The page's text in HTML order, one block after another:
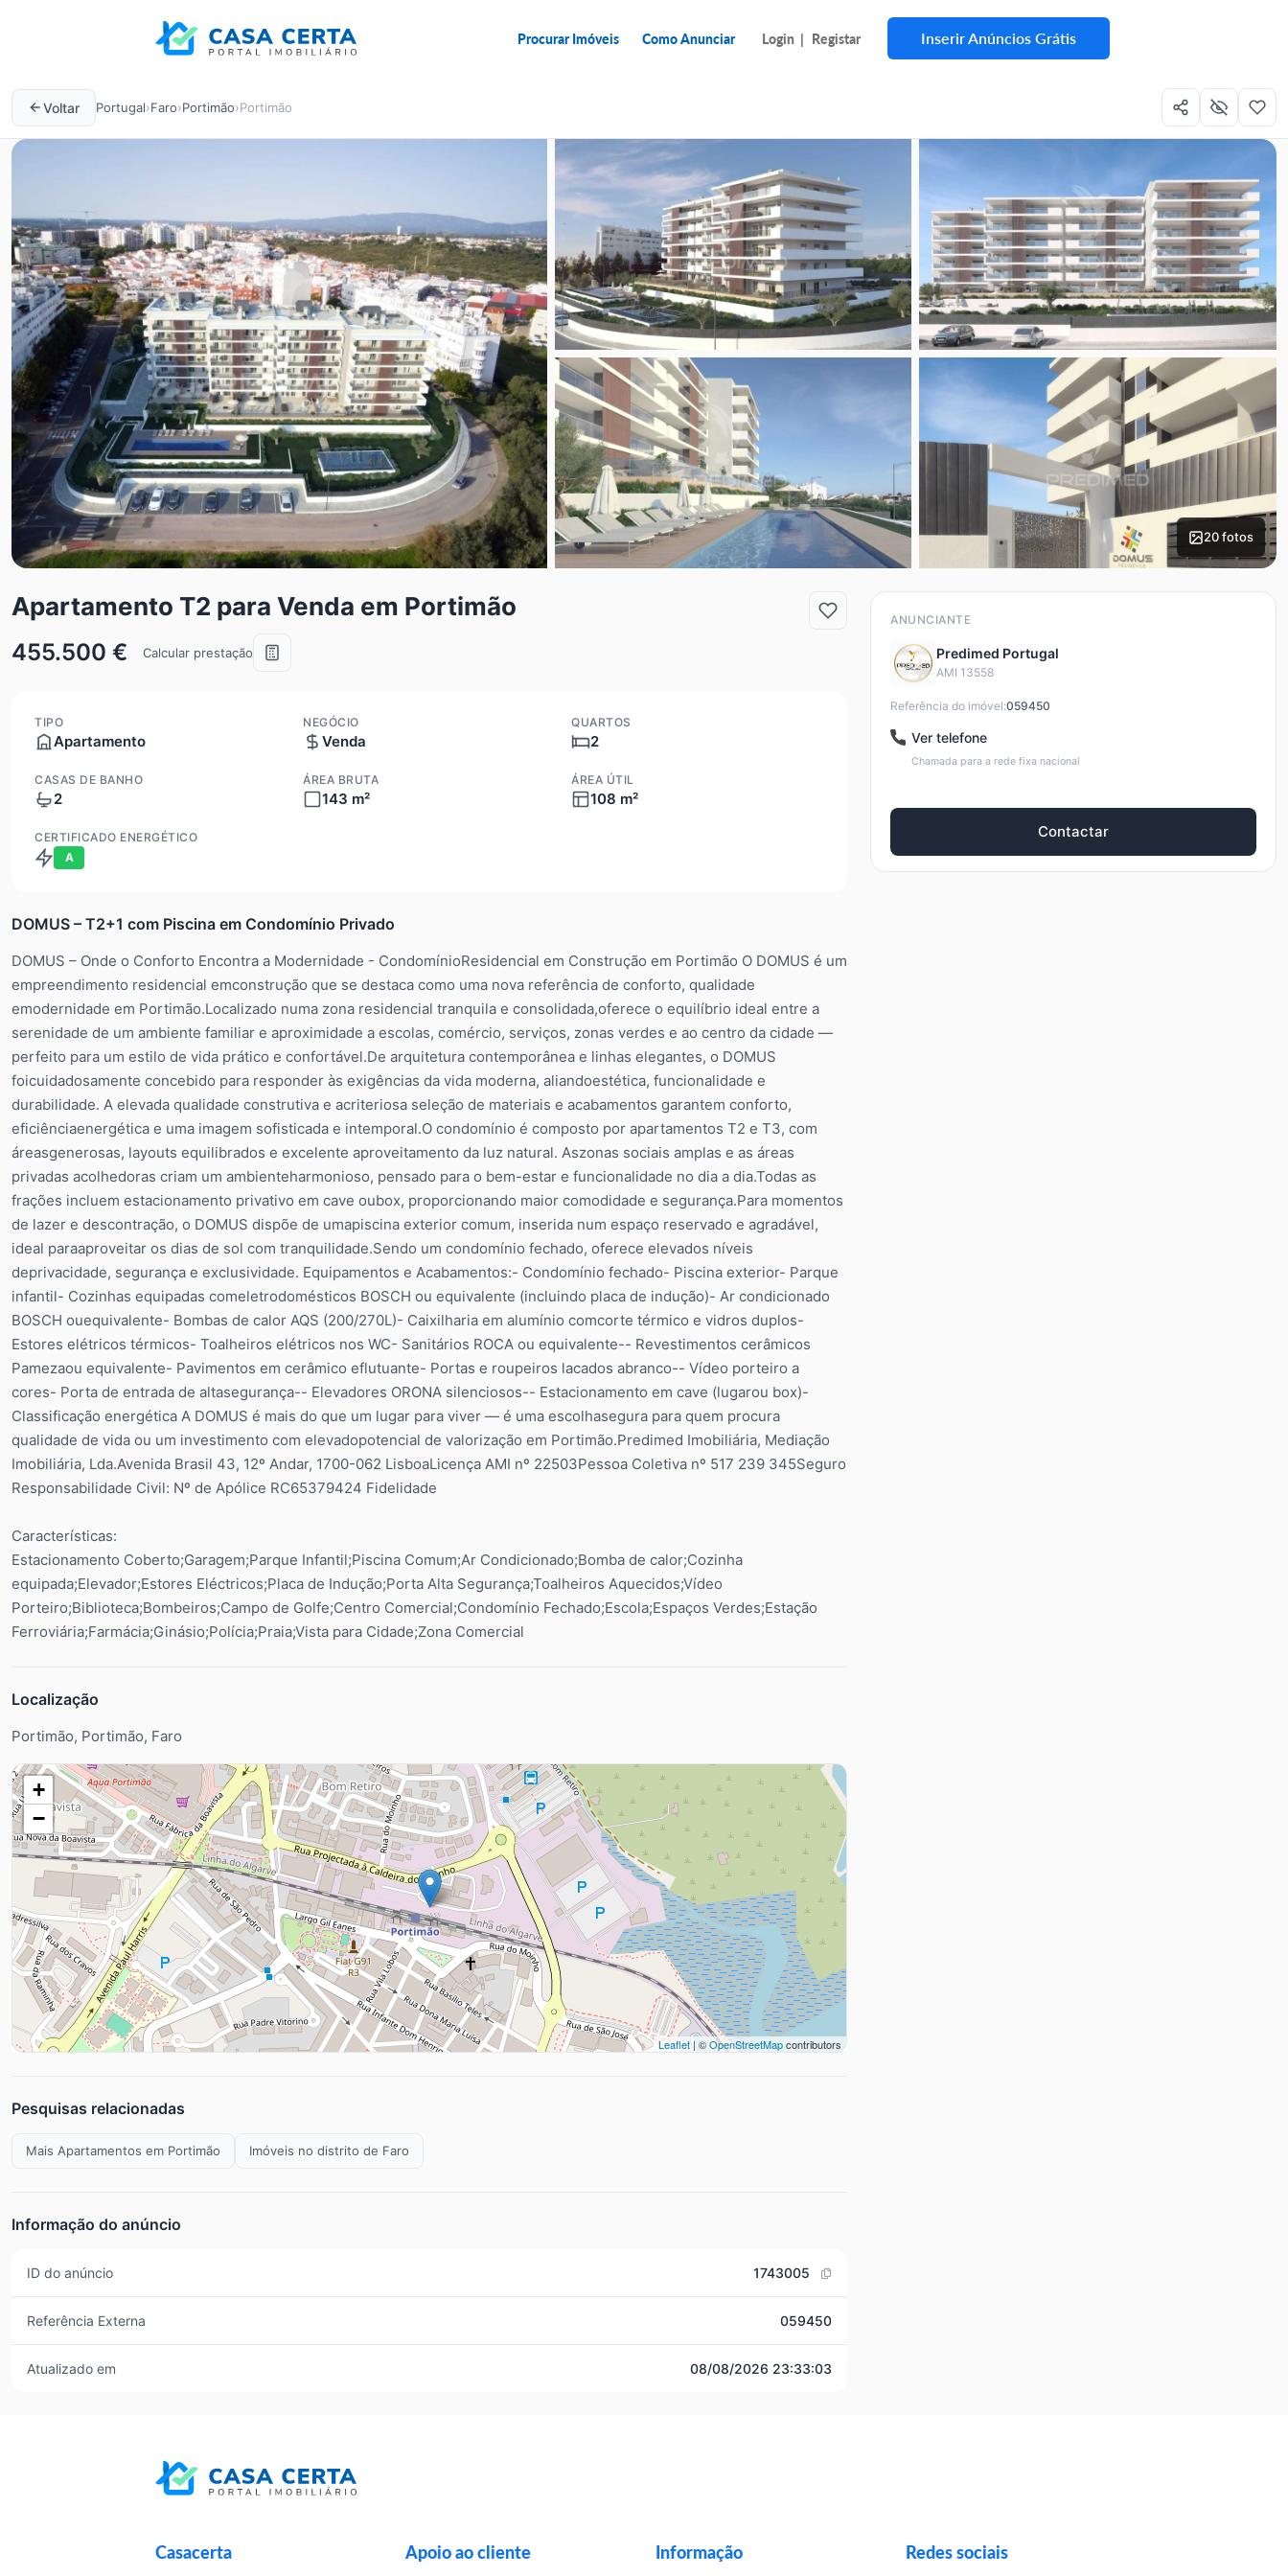
Procurar Imóveis Como Anunciar Login | Registar Inserir Anúncios Grátis
Voltar Portugal›Faro›Portimão›Portimão
20 fotos
Apartamento T2 para Venda em Portimão
455.500 € Calcular prestação
TIPO
Apartamento
NEGÓCIO
Venda
QUARTOS
2
CASAS DE BANHO
2
ÁREA BRUTA
143 m²
ÁREA ÚTIL
108 m²
CERTIFICADO ENERGÉTICO
A
DOMUS – T2+1 com Piscina em Condomínio Privado
DOMUS – Onde o Conforto Encontra a Modernidade - CondomínioResidencial em Construção em Portimão O DOMUS é um
empreendimento residencial emconstrução que se destaca como uma nova referência de conforto, qualidade
emodernidade em Portimão.Localizado numa zona residencial tranquila e consolidada,oferece o equilíbrio ideal entre a
serenidade de um ambiente familiar e aproximidade a escolas, comércio, serviços, zonas verdes e ao centro da cidade —
perfeito para um estilo de vida prático e confortável.De arquitetura contemporânea e linhas elegantes, o DOMUS
foicuidadosamente concebido para responder às exigências da vida moderna, aliandoestética, funcionalidade e
durabilidade. A elevada qualidade construtiva e acriteriosa seleção de materiais e acabamentos garantem conforto,
eficiênciaenergética e uma imagem sofisticada e intemporal.O condomínio é composto por apartamentos T2 e T3, com
áreasgenerosas, layouts equilibrados e excelente aproveitamento da luz natural. Aszonas sociais amplas e as áreas
privadas acolhedoras criam um ambienteharmonioso, pensado para o bem-estar e funcionalidade no dia a dia.Todas as
frações incluem estacionamento privativo em cave oubox, proporcionando maior comodidade e segurança.Para momentos
de lazer e descontração, o DOMUS dispõe de umapiscina exterior comum, inserida num espaço reservado e agradável,
ideal paraaproveitar os dias de sol com tranquilidade.Sendo um condomínio fechado, oferece elevados níveis
deprivacidade, segurança e exclusividade. Equipamentos e Acabamentos:- Condomínio fechado- Piscina exterior- Parque
infantil- Cozinhas equipadas comeletrodomésticos BOSCH ou equivalente (incluindo placa de indução)- Ar condicionado
BOSCH ouequivalente- Bombas de calor AQS (200/270L)- Caixilharia em alumínio comcorte térmico e vidros duplos-
Estores elétricos térmicos- Toalheiros elétricos nos WC- Sanitários ROCA ou equivalente-- Revestimentos cerâmicos
Pamezaou equivalente- Pavimentos em cerâmico eflutuante- Portas e roupeiros lacados abranco-- Vídeo porteiro a
cores- Porta de entrada de altasegurança-- Elevadores ORONA silenciosos-- Estacionamento em cave (lugarou box)-
Classificação energética A DOMUS é mais do que um lugar para viver — é uma escolhasegura para quem procura
qualidade de vida ou um investimento com elevadopotencial de valorização em Portimão.Predimed Imobiliária, Mediação
Imobiliária, Lda.Avenida Brasil 43, 12º Andar, 1700-062 LisboaLicença AMI nº 22503Pessoa Coletiva nº 517 239 345Seguro
Responsabilidade Civil: Nº de Apólice RC65379424 Fidelidade
Características:
Estacionamento Coberto;Garagem;Parque Infantil;Piscina Comum;Ar Condicionado;Bomba de calor;Cozinha
equipada;Elevador;Estores Eléctricos;Placa de Indução;Porta Alta Segurança;Toalheiros Aquecidos;Vídeo
Porteiro;Biblioteca;Bombeiros;Campo de Golfe;Centro Comercial;Condomínio Fechado;Escola;Espaços Verdes;Estação
Ferroviária;Farmácia;Ginásio;Polícia;Praia;Vista para Cidade;Zona Comercial
Localização
Portimão, Portimão, Faro
+
−
Leaflet | ©OpenStreetMapcontributors
Pesquisas relacionadas
Mais Apartamentos em Portimão Imóveis no distrito de Faro
Informação do anúncio
ID do anúncio 1743005
Referência Externa 059450
Atualizado em 08/08/2026 23:33:03
ANUNCIANTE
Predimed Portugal
AMI 13558
Referência do imóvel:059450
Ver telefone
Chamada para a rede fixa nacional
Contactar
Casacerta Apoio ao cliente Informação Redes sociais